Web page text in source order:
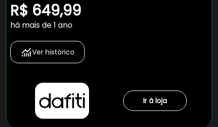
R$ 649,99
há mais de 1 ano
Ver histórico
Ir à loja